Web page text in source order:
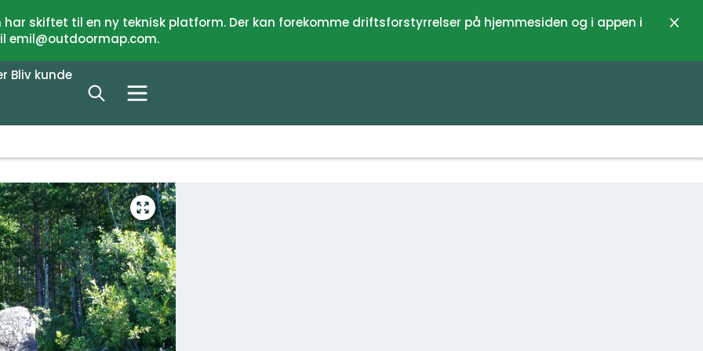
skiftet til en ny teknisk platform. Der kan forekomme driftsforstyrrelser på hjemmesiden og i appen i
emil@outdoormap.com.
Luk
Bliv kunde
Gå
til
fuld
skærm